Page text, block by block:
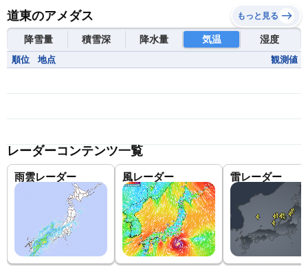
道東のアメダス もっと見る
降雪量 積雪深 降水量 気温 湿度
順位 地点 観測値
レーダーコンテンツ一覧
雨雲レーダー 風レーダー 雷レーダー